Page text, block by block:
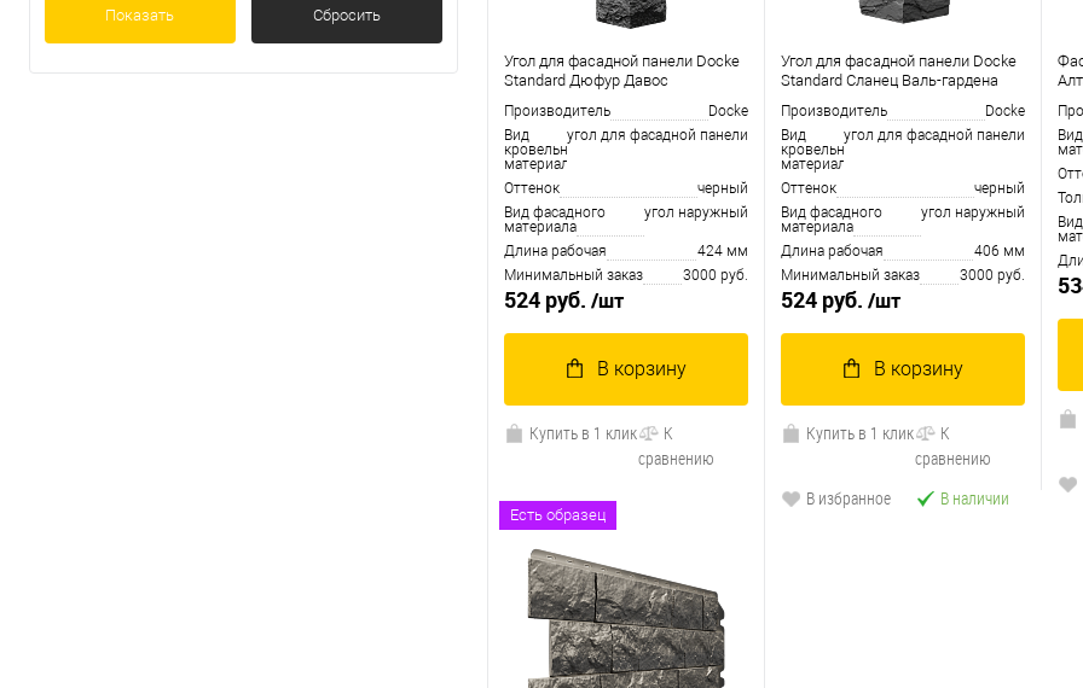
Показать Сбросить
Угол для фасадной панели Docke
Standard Дюфур Давос
Производитель
Docke
Вид
кровельного
материала
угол для фасадной панели
Оттенок
черный
Вид фасадного
материала
угол наружный
Длина рабочая
424 мм
Минимальный заказ
3000 руб.
524 руб. /шт
В корзину
Купить в 1 клик
К
сравнению
В избранное
Угол для фасадной панели Docke
Standard Сланец Валь-гардена
Производитель
Docke
Вид
кровельного
материала
угол для фасадной панели
Оттенок
черный
Вид фасадного
материала
угол наружный
Длина рабочая
406 мм
Минимальный заказ
3000 руб.
524 руб. /шт
В корзину
Купить в 1 клик
К
сравнению
В избранное
В наличии
Есть образец